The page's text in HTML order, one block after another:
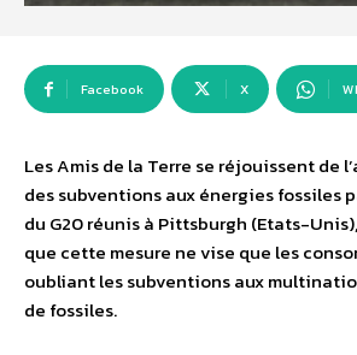
Facebook X
Les Amis de la Terre se réjouissent de
des subventions aux énergies fossiles
du G20 réunis à Pittsburgh (Etats-
que cette mesure ne vise que les
oubliant les subventions aux
de fossiles.